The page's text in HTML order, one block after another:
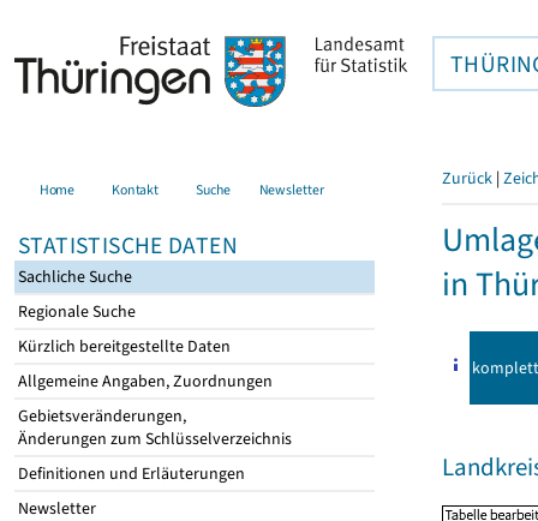
Home Kontakt Suche Newsletter
STATISTISCHE DATEN
Sachliche Suche
Regionale Suche
Kürzlich bereitgestellte Daten
Allgemeine Angaben, Zuordnungen
Gebietsveränderungen,
Änderungen zum Schlüsselverzeichnis
Definitionen und Erläuterungen
Newsletter
Zurück |
in
komplett